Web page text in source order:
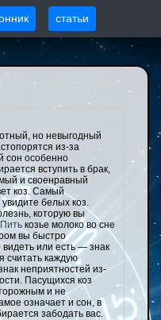
статьи
но невыгодный
из-за
сон особенно
вступить в брак,
и своенравный
коз. Самый
белых коз.
которую вы
Пить козье молоко во сне
вы быстро
или есть — знак
считать каждую
неприятностей из-
Пасущихся коз
и не
означает и сон, в
забодать вас.